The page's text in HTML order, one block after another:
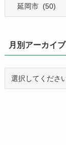
ー
別
記
ア
月別アーカイブ